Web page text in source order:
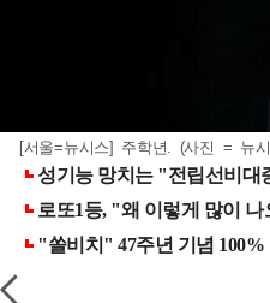
[서울=뉴시스] 주학년. (사진 = 뉴